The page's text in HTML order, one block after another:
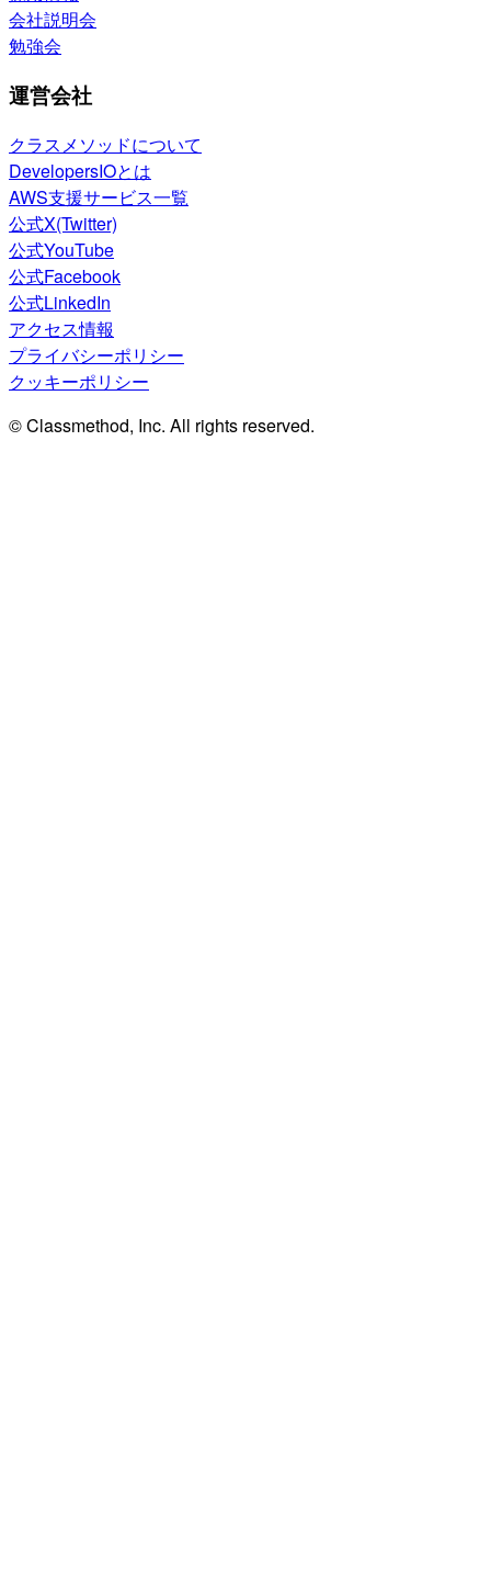
会社説明会
勉強会
運営会社
クラスメソッドについて
DevelopersIOとは
AWS支援サービス一覧
公式X(Twitter)
公式YouTube
公式Facebook
公式LinkedIn
アクセス情報
プライバシーポリシー
クッキーポリシー
© Classmethod, Inc. All rights reserved.